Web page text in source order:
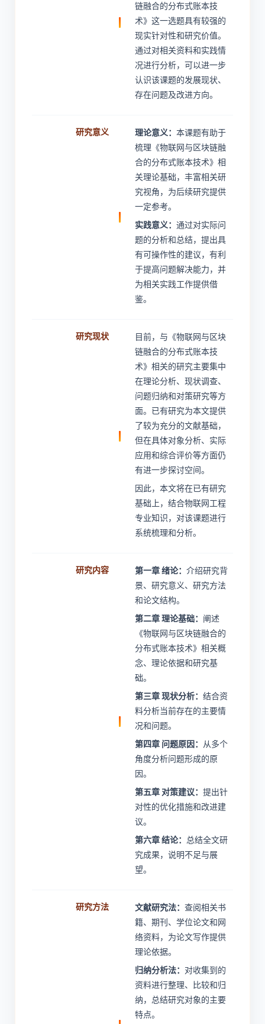
链融合的分布式账本技
术》这一选题具有较强的
现实针对性和研究价值。
通过对相关资料和实践情
况进行分析，可以进一步
认识该课题的发展现状、
存在问题及改进方向。
研究意义 理论意义： 本课题有助于
梳理《物联网与区块链融
合的分布式账本技术》相
关理论基础，丰富相关研
究视角，为后续研究提供
一定参考。
实践意义： 通过对实际问
题的分析和总结，提出具
有可操作性的建议，有利
于提高问题解决能力，并
为相关实践工作提供借
鉴。
研究现状
目前，与《物联网与区块
链融合的分布式账本技
术》相关的研究主要集中
在理论分析、现状调查、
问题归纳和对策研究等方
面。已有研究为本文提供
了较为充分的文献基础，
但在具体对象分析、实际
应用和综合评价等方面仍
有进一步探讨空间。
因此，本文将在已有研究
基础上，结合物联网工程
专业知识，对该课题进行
系统梳理和分析。
研究内容 第一章 绪论： 介绍研究背
景、研究意义、研究方法
和论文结构。
第二章 理论基础： 阐述
《物联网与区块链融合的
分布式账本技术》相关概
念、理论依据和研究基
础。
第三章 现状分析： 结合资
料分析当前存在的主要情
况和问题。
第四章 问题原因：
从多个
角度分析问题形成的原
因。
第五章 对策建议： 提出针
对性的优化措施和改进建
议。
第六章 结论： 总结全文研
究成果，说明不足与展
望。
研究方法 文献研究法： 查阅相关书
籍、期刊、学位论文和网
络资料，为论文写作提供
理论依据。
归纳分析法： 对收集到的
资料进行整理、比较和归
纳，总结研究对象的主要
特点。